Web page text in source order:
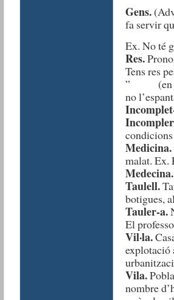
Gens.
fa servir
Ex. No té
Res.
Tens res
” (en
no
condicions
Medicina.
malat. Ex.
Medecina.
Taulell.
botigues,
Tauler-a.
El
Vil·la.
explotació
Vila.
nombre